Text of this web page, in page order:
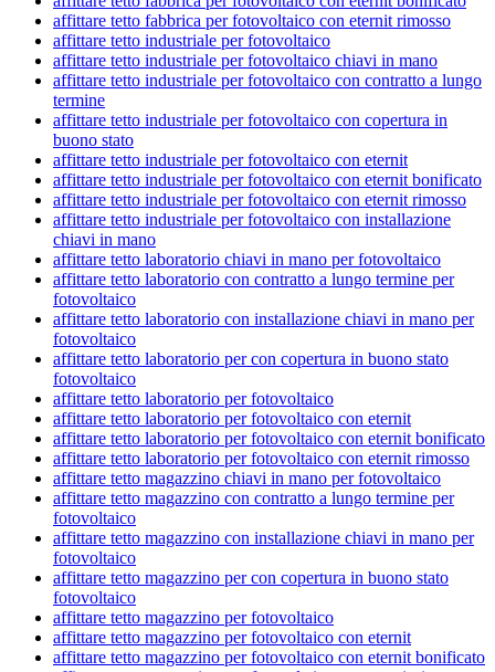
affittare tetto fabbrica per fotovoltaico con eternit rimosso
affittare tetto industriale per fotovoltaico
affittare tetto industriale per fotovoltaico chiavi in mano
affittare tetto industriale per fotovoltaico con contratto a lungo
termine
affittare tetto industriale per fotovoltaico con copertura in
buono stato
affittare tetto industriale per fotovoltaico con eternit
affittare tetto industriale per fotovoltaico con eternit bonificato
affittare tetto industriale per fotovoltaico con eternit rimosso
affittare tetto industriale per fotovoltaico con installazione
chiavi in mano
affittare tetto laboratorio chiavi in mano per fotovoltaico
affittare tetto laboratorio con contratto a lungo termine per
fotovoltaico
affittare tetto laboratorio con installazione chiavi in mano per
fotovoltaico
affittare tetto laboratorio per con copertura in buono stato
fotovoltaico
affittare tetto laboratorio per fotovoltaico
affittare tetto laboratorio per fotovoltaico con eternit
affittare tetto laboratorio per fotovoltaico con eternit bonificato
affittare tetto laboratorio per fotovoltaico con eternit rimosso
affittare tetto magazzino chiavi in mano per fotovoltaico
affittare tetto magazzino con contratto a lungo termine per
fotovoltaico
affittare tetto magazzino con installazione chiavi in mano per
fotovoltaico
affittare tetto magazzino per con copertura in buono stato
fotovoltaico
affittare tetto magazzino per fotovoltaico
affittare tetto magazzino per fotovoltaico con eternit
affittare tetto magazzino per fotovoltaico con eternit bonificato